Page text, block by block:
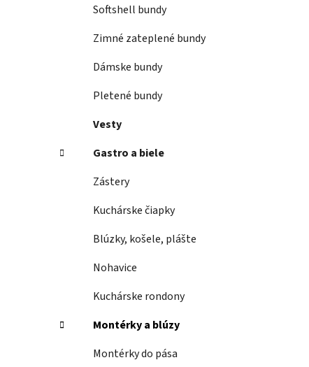
Softshell bundy
Zimné zateplené bundy
Dámske bundy
Pletené bundy
Vesty
Gastro a biele
Zástery
Kuchárske čiapky
Blúzky, košele, plášte
Nohavice
Kuchárske rondony
Montérky a blúzy
Montérky do pása